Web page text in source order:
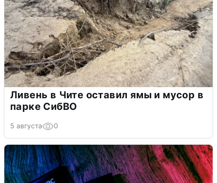
Ливень в Чите оставил ямы и мусор в
парке СибВО
5 августа 0